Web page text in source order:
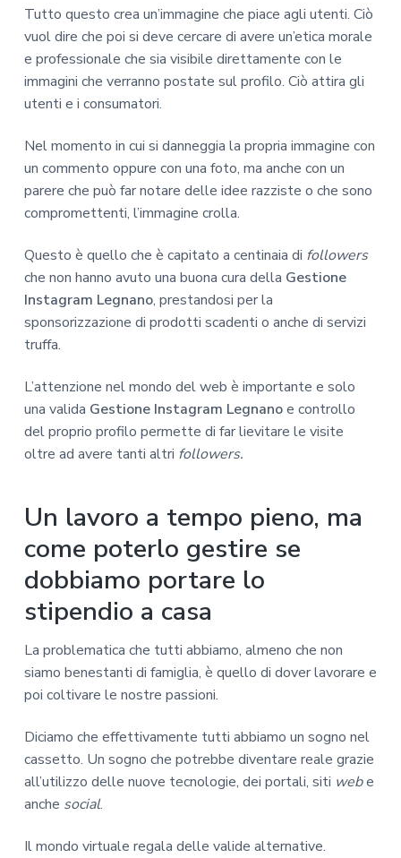
Tutto questo crea un’immagine che piace agli utenti. Ciò
vuol dire che poi si deve cercare di avere un’etica morale
e professionale che sia visibile direttamente con le
immagini che verranno postate sul profilo. Ciò attira gli
utenti e i consumatori.
Nel momento in cui si danneggia la propria immagine con
un commento oppure con una foto, ma anche con un
parere che può far notare delle idee razziste o che sono
compromettenti, l’immagine crolla.
Questo è quello che è capitato a centinaia di followers
che non hanno avuto una buona cura della Gestione
Instagram Legnano, prestandosi per la
sponsorizzazione di prodotti scadenti o anche di servizi
truffa.
L’attenzione nel mondo del web è importante e solo
una valida Gestione Instagram Legnanoe controllo
del proprio profilo permette di far lievitare le visite
oltre ad avere tanti altri followers.
Un lavoro a tempo pieno, ma
come poterlo gestire se
dobbiamo portare lo
stipendio a casa
La problematica che tutti abbiamo, almeno che non
siamo benestanti di famiglia, è quello di dover lavorare e
poi coltivare le nostre passioni.
Diciamo che effettivamente tutti abbiamo un sogno nel
cassetto. Un sogno che potrebbe diventare reale grazie
all’utilizzo delle nuove tecnologie, dei portali, siti webe
anche social.
Il mondo virtuale regala delle valide alternative.